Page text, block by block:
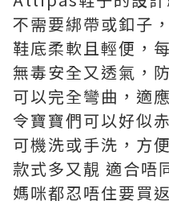
不需要綁帶或釦子
鞋底柔軟且輕便，
無毒安全又透氣，
可以完全彎曲，適
令寶寶們可以好似
可機洗或手洗，方
款式多又靚 適合唔
媽咪都忍唔住要買